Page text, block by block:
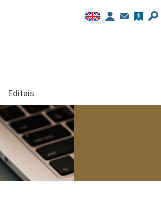
Editais